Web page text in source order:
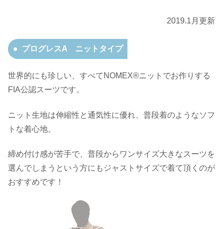
2019.1月更新
プログレスA ニットタイプ
世界的にも珍しい、すべてNOMEX®ニットでお作りする
FIA公認スーツです。
ニット生地は伸縮性と通気性に優れ、普段着のようなソフ
トな着心地。
締め付け感が苦手で、普段からワンサイズ大きなスーツを
選んでしまうという方にもジャストサイズで着て頂くのが
おすすめです！